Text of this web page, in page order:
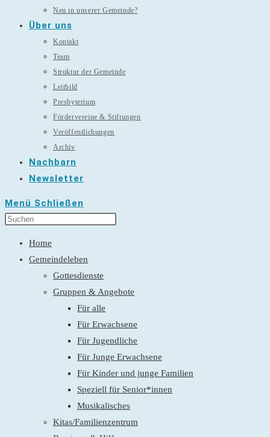
Neu in unserer Gemeinde?
Über uns
Kontakt
Team
Struktur der Gemeinde
Leitbild
Presbyterium
Fördervereine & Stiftungen
Veröffentlichungen
Archiv
Nachbarn
Newsletter
Menü Schließen
Home
Gemeindeleben
Gottesdienste
Gruppen & Angebote
Für alle
Für Erwachsene
Für Jugendliche
Für Junge Erwachsene
Für Kinder und junge Familien
Speziell für Senior*innen
Musikalisches
Kitas/Familienzentrum